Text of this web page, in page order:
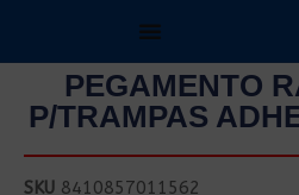
PEGAMENTO
P/TRAMPAS
SKU 8410857011562